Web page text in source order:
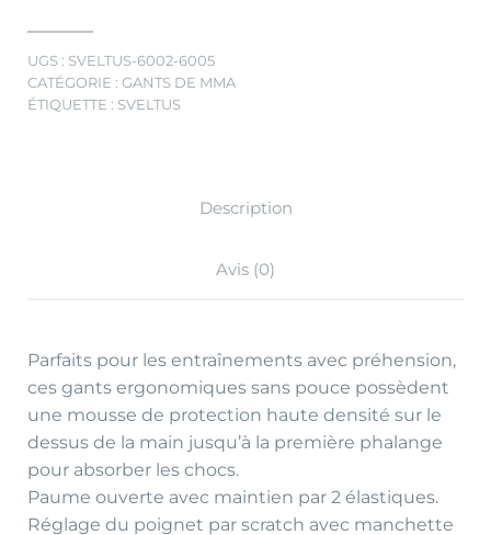
UGS : SVELTUS-6002-6005
CATÉGORIE : GANTS DE MMA
ÉTIQUETTE : SVELTUS
Description
Avis (0)
Parfaits pour les entraînements avec préhension,
ces gants ergonomiques sans pouce possèdent
une mousse de protection haute densité sur le
dessus de la main jusqu’à la première phalange
pour absorber les chocs.
Paume ouverte avec maintien par 2 élastiques.
Réglage du poignet par scratch avec manchette